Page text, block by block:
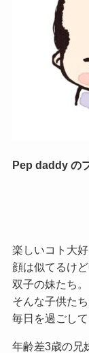
Pep daddy の
楽しいコト大好
顔は似てるけ
双子の妹たち。
そんな子供た
毎日を過ごして
年齢差3歳の兄